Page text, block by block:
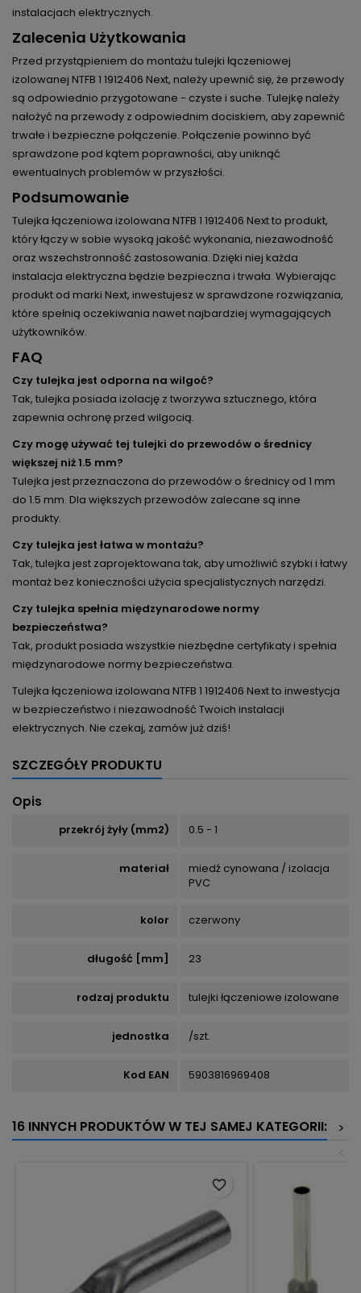
instalacjach elektrycznych.
Zalecenia Użytkowania
Przed przystąpieniem do montażu tulejki łączeniowej
izolowanej NTFB 1 1912406 Next, należy upewnić się, że przewody
są odpowiednio przygotowane - czyste i suche. Tulejkę należy
nałożyć na przewody z odpowiednim dociskiem, aby zapewnić
trwałe i bezpieczne połączenie. Połączenie powinno być
sprawdzone pod kątem poprawności, aby uniknąć
ewentualnych problemów w przyszłości.
Podsumowanie
Tulejka łączeniowa izolowana NTFB 1 1912406 Next to produkt,
który łączy w sobie wysoką jakość wykonania, niezawodność
oraz wszechstronność zastosowania. Dzięki niej każda
instalacja elektryczna będzie bezpieczna i trwała. Wybierając
produkt od marki Next, inwestujesz w sprawdzone rozwiązania,
które spełnią oczekiwania nawet najbardziej wymagających
użytkowników.
FAQ
Czy tulejka jest odporna na wilgoć?
Tak, tulejka posiada izolację z tworzywa sztucznego, która
zapewnia ochronę przed wilgocią.
Czy mogę używać tej tulejki do przewodów o średnicy
większej niż 1.5 mm?
Tulejka jest przeznaczona do przewodów o średnicy od 1 mm
do 1.5 mm. Dla większych przewodów zalecane są inne
produkty.
Czy tulejka jest łatwa w montażu?
Tak, tulejka jest zaprojektowana tak, aby umożliwić szybki i łatwy
montaż bez konieczności użycia specjalistycznych narzędzi.
Czy tulejka spełnia międzynarodowe normy
bezpieczeństwa?
Tak, produkt posiada wszystkie niezbędne certyfikaty i spełnia
międzynarodowe normy bezpieczeństwa.
Tulejka łączeniowa izolowana NTFB 1 1912406 Next to inwestycja
w bezpieczeństwo i niezawodność Twoich instalacji
elektrycznych. Nie czekaj, zamów już dziś!
SZCZEGÓŁY PRODUKTU
Opis
przekrój żyły (mm2) 0.5 - 1
materiał
miedź cynowana / izolacja
PVC
kolor czerwony
długość [mm] 23
rodzaj produktu tulejki łączeniowe izolowane
jednostka /szt.
Kod EAN 5903816969408
16 INNYCH PRODUKTÓW W TEJ SAMEJ KATEGORII:
>
<
favorite_border